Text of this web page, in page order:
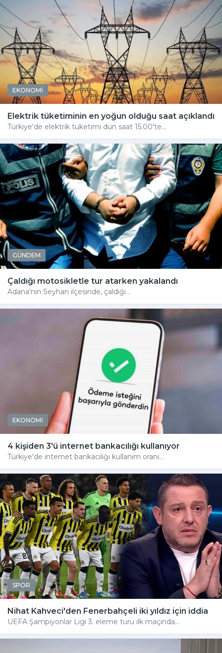
EKONOMİ
Elektrik tüketiminin en yoğun olduğu saat açıklandı
Türkiye'de elektrik tüketimi dün saat 15.00'te...
GÜNDEM
Çaldığı motosikletle tur atarken yakalandı
Adana'nın Seyhan ilçesinde, çaldığı...
EKONOMİ
4 kişiden 3'ü internet bankacılığı kullanıyor
Türkiye'de internet bankacılığı kullanım oranı...
SPOR
Nihat Kahveci'den Fenerbahçeli iki yıldız için iddia
UEFA Şampiyonlar Ligi 3. eleme turu ilk maçında...